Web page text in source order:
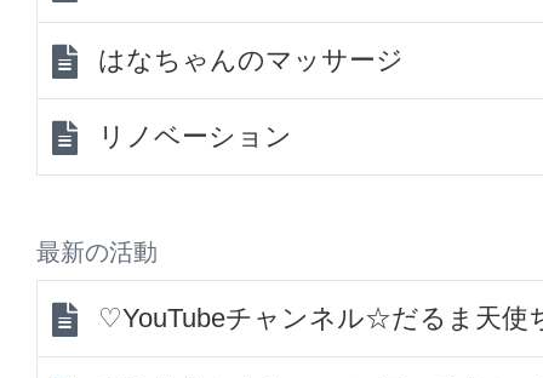
はなちゃんのマッサージ
リノベーション
最新の活動
♡YouTubeチャンネル☆だるま天